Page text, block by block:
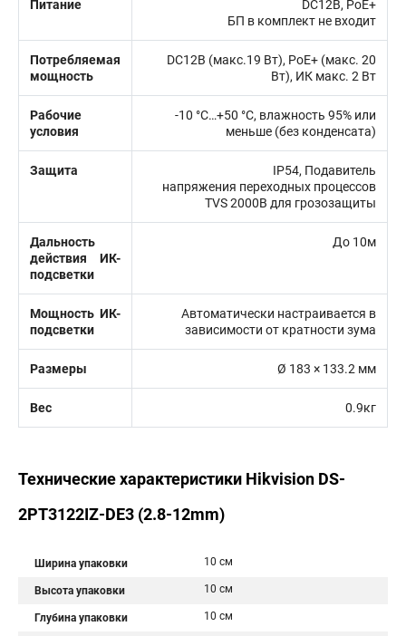
Питание
DC12В, PoE+
БП в комплект не входит
Потребляемая
мощность
DC12В (макс.19 Вт), PoE+ (макс. 20
Вт), ИК макс. 2 Вт
Рабочие
условия
-10 °C…+50 °C, влажность 95% или
меньше (без конденсата)
Защита
IP54, Подавитель
напряжения переходных процессов
TVS 2000В для грозозащиты
Дальность
действия ИК-
подсветки
До 10м
Мощность ИК-
подсветки
Автоматически настраивается в
зависимости от кратности зума
Размеры Ø 183 × 133.2 мм
Вес 0.9кг
Технические характеристики Hikvision DS-
2PT3122IZ-DE3 (2.8-12mm)
Ширина упаковки 10 см
Высота упаковки 10 см
Глубина упаковки 10 см